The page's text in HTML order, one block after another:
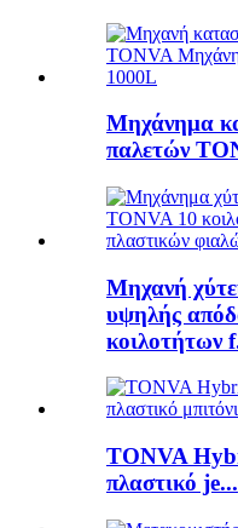
Μηχάνημα
παλετών
Μηχανή
υψηλής
κοιλοτήτων
TONVA
πλαστικό je...